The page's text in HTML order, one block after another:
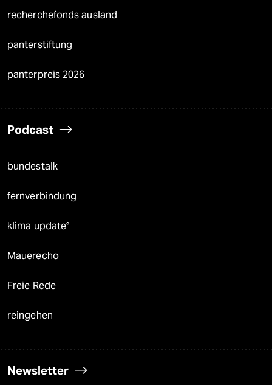
recherchefonds ausland
panterstiftung
panterpreis 2026
Podcast
bundestalk
fernverbindung
klima update°
Mauerecho
Freie Rede
reingehen
Newsletter